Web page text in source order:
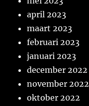
april 2023
maart 2023
februari 2023
januari 2023
december 2022
november 2022
oktober 2022